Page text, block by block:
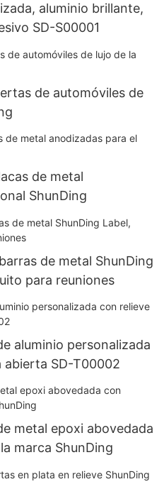
aluminio brillante,
SD-S00001
de automóviles de
de metal
ShunDing
de metal ShunDing
para reuniones
aluminio personalizada
abierta SD-T00002
metal epoxi abovedada
marca ShunDing